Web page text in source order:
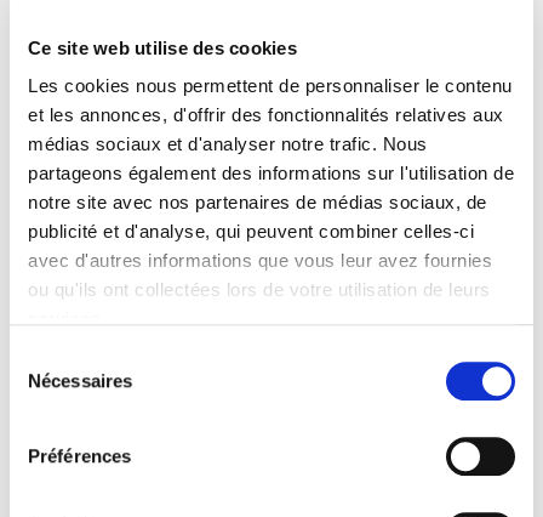
Ce site web utilise des cookies
Les cookies nous permettent de personnaliser le contenu
et les annonces, d'offrir des fonctionnalités relatives aux
médias sociaux et d'analyser notre trafic. Nous
partageons également des informations sur l'utilisation de
notre site avec nos partenaires de médias sociaux, de
publicité et d'analyse, qui peuvent combiner celles-ci
avec d'autres informations que vous leur avez fournies
ou qu'ils ont collectées lors de votre utilisation de leurs
Nécessaires
Préférences
La question du référendum
Laurence Morel